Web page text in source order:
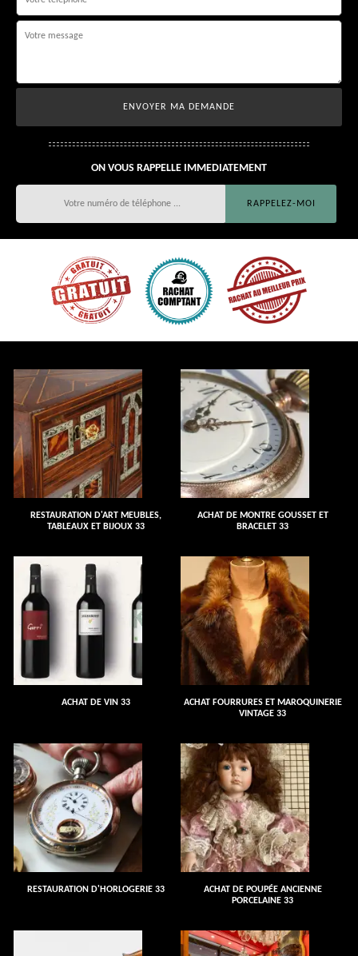
ON VOUS RAPPELLE IMMEDIATEMENT
RESTAURATION D'ART MEUBLES,
TABLEAUX ET BIJOUX 33
ACHAT DE MONTRE GOUSSET ET
BRACELET 33
ACHAT DE VIN 33
ACHAT FOURRURES ET MAROQUINERIE
VINTAGE 33
RESTAURATION D'HORLOGERIE 33
ACHAT DE POUPÉE ANCIENNE
PORCELAINE 33